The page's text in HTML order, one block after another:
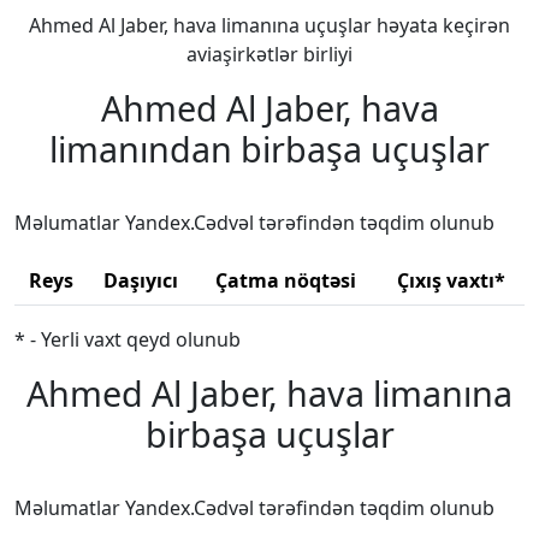
Ahmed Al Jaber, hava limanına uçuşlar həyata keçirən
aviaşirkətlər birliyi
Ahmed Al Jaber, hava
limanından birbaşa uçuşlar
Məlumatlar Yandex.Cədvəl tərəfindən təqdim olunub
Reys Daşıyıcı Çatma nöqtəsi Çıxış vaxtı*
* - Yerli vaxt qeyd olunub
Ahmed Al Jaber, hava limanına
birbaşa uçuşlar
Məlumatlar Yandex.Cədvəl tərəfindən təqdim olunub